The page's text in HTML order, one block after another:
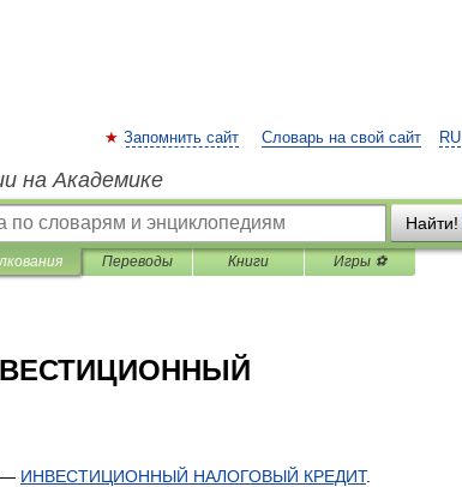
RU
Запомнить сайт Словарь на свой сайт
на Академике
Найти!
Переводы Книги Игры ⚽
— ИНВЕСТИЦИОННЫЙ НАЛОГОВЫЙ КРЕДИТ.